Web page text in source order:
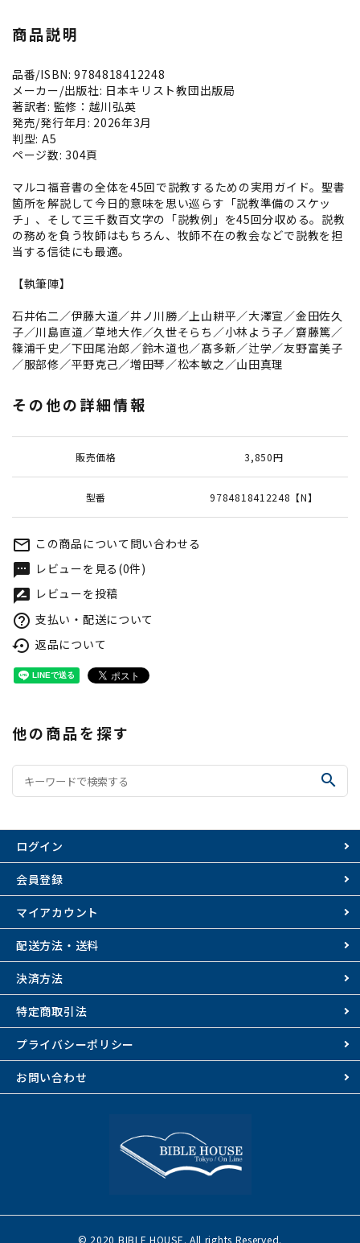
商品説明
品番/ISBN: 9784818412248
メーカー/出版社: 日本キリスト教団出版局
著訳者: 監修：越川弘英
発売/発行年月: 2026年3月
判型: A5
ページ数: 304頁
マルコ福音書の全体を45回で説教するための実用ガイド。聖書
箇所を解説して今日的意味を思い巡らす「説教準備のスケッ
チ」、そして三千数百文字の「説教例」を45回分収める。説教
の務めを負う牧師はもちろん、牧師不在の教会などで説教を担
当する信徒にも最適。
【執筆陣】
石井佑二／伊藤大道／井ノ川勝／上山耕平／大澤宣／金田佐久
子／川島直道／草地大作／久世そらち／小林よう子／齋藤篤／
篠浦千史／下田尾治郎／鈴木道也／髙多新／辻学／友野富美子
／服部修／平野克己／増田琴／松本敏之／山田真理
その他の詳細情報
販売価格 3,850円
型番 9784818412248【N】
mail_outline この商品について問い合わせる
textsms レビューを見る(0件)
rate_review レビューを投稿
help_outline 支払い・配送について
settings_backup_restore 返品について
他の商品を探す
search
ログイン
会員登録
マイアカウント
配送方法・送料
決済方法
特定商取引法
プライバシーポリシー
お問い合わせ
© 2020 BIBLE HOUSE. All rights Reserved.